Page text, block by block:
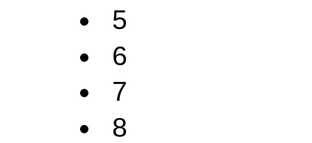
5
6
7
8